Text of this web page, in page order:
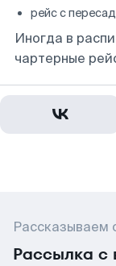
рейс с
Иногда в
чартерные
Рассказываем
Рассылка с